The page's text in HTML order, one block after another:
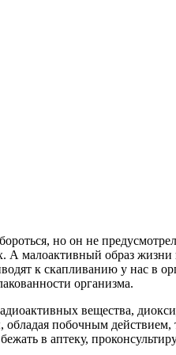
но он не
А малоактивный образ
к скапливанию у нас в
организма.
вещества,
побочным
в аптеку,